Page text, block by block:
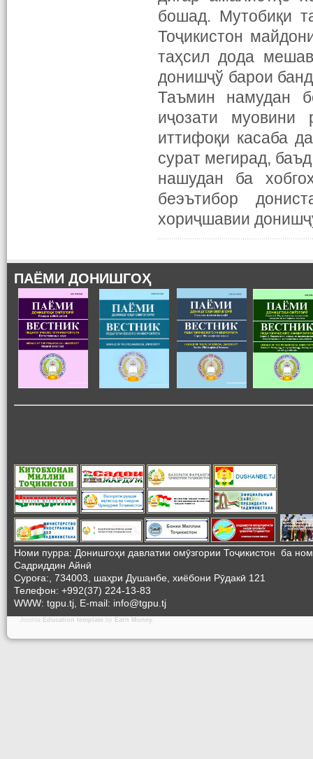
бошад. Мутобиқи
Тоҷикистон
таҳсил дода
донишҷў барои
Таъмин намудан
иҷозати муовини
иттифоқи касаба
сурат мегирад,
нашудан ба
беэътибор
хориҷшавии
ПАЁМИ ДОНИШГОҲ
Номи пурра: Донишгоҳи давлатии омӯзгории Тоҷикистон ба
Садриддин Айнӣ
Суроға:, 734003, шаҳри Душанбе, хиёбони Рӯдакӣ 121
Телефон: +992(37) 224-13-83
WWW: tgpu.tj, E-mail: info@tgpu.tj
Joomla Education template by Earn Money